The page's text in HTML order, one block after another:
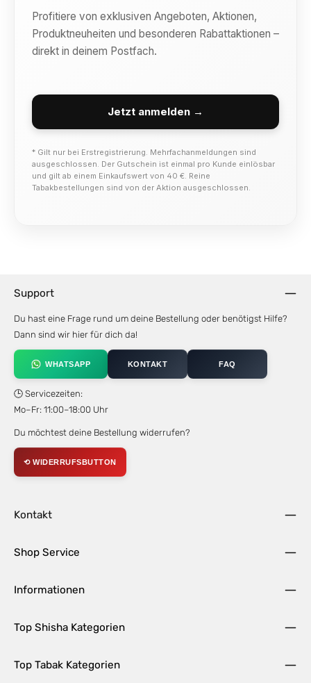
Profitiere von exklusiven Angeboten, Aktionen,
Produktneuheiten und besonderen Rabattaktionen –
direkt in deinem Postfach.
Jetzt anmelden →
* Gilt nur bei Erstregistrierung. Mehrfachanmeldungen sind
ausgeschlossen. Der Gutschein ist einmal pro Kunde einlösbar
und gilt ab einem Einkaufswert von 40 €. Reine
Tabakbestellungen sind von der Aktion ausgeschlossen.
Support
Du hast eine Frage rund um deine Bestellung oder benötigst Hilfe?
Dann sind wir hier für dich da!
WHATSAPP KONTAKT FAQ
🕒 Servicezeiten:
Mo–Fr: 11:00–18:00 Uhr
Du möchtest deine Bestellung widerrufen?
⟲ WIDERRUFSBUTTON
Kontakt
Shop Service
Informationen
Top Shisha Kategorien
Top Tabak Kategorien